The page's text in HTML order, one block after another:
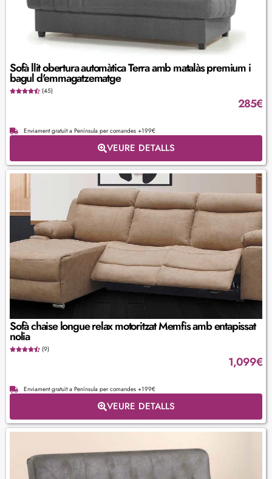
Sofà llit obertura automàtica Terra amb matalàs premium i
bagul d'emmagatzematge
(45)
285€
Enviament gratuït a Península per comandes +199€
VEURE DETALLS
Sofà chaise longue relax motoritzat Memfis amb entapissat
nolia
(9)
1,099€
Enviament gratuït a Península per comandes +199€
VEURE DETALLS